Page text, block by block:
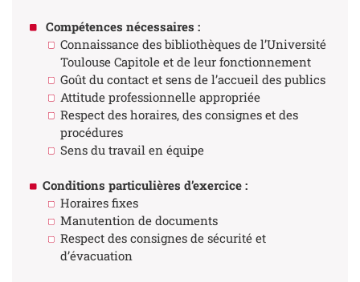
Compétences nécessaires :
Connaissance des bibliothèques de l’Université
Toulouse Capitole et de leur fonctionnement
Goût du contact et sens de l’accueil des publics
Attitude professionnelle appropriée
Respect des horaires, des consignes et des
procédures
Sens du travail en équipe
Conditions particulières d’exercice :
Horaires fixes
Manutention de documents
Respect des consignes de sécurité et
d’évacuation